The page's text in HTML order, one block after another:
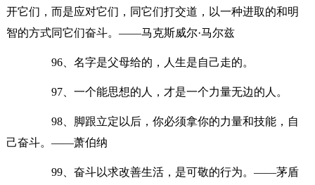
开它们，而是应对它们，同它们打交道，以一种进取的和明
智的方式同它们奋斗。——马克斯威尔·马尔兹
96、名字是父母给的，人生是自己走的。
97、一个能思想的人，才是一个力量无边的人。
98、脚跟立定以后，你必须拿你的力量和技能，自
己奋斗。——萧伯纳
99、奋斗以求改善生活，是可敬的行为。——茅盾